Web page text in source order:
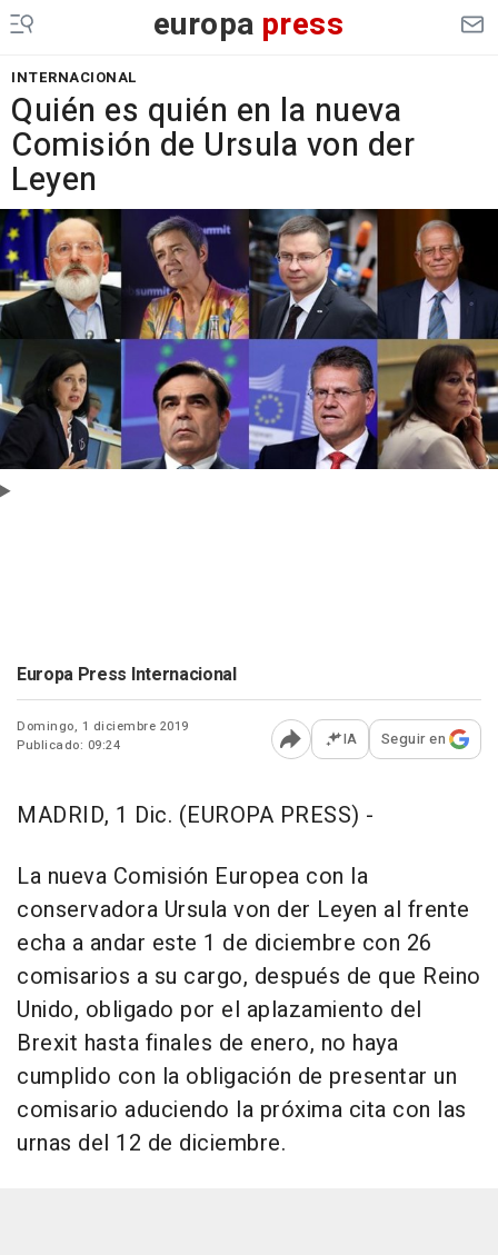
europa press
INTERNACIONAL
Quién es quién en la nueva
Comisión de Ursula von der
Leyen
Europa Press Internacional
Domingo, 1 diciembre 2019
Publicado: 09:24
Abrir opciones para
IA Seguir en
MADRID, 1 Dic. (EUROPA PRESS) -
La nueva Comisión Europea con la
conservadora Ursula von der Leyen al frente
echa a andar este 1 de diciembre con 26
comisarios a su cargo, después de que Reino
Unido, obligado por el aplazamiento del
Brexit hasta finales de enero, no haya
cumplido con la obligación de presentar un
comisario aduciendo la próxima cita con las
urnas del 12 de diciembre.